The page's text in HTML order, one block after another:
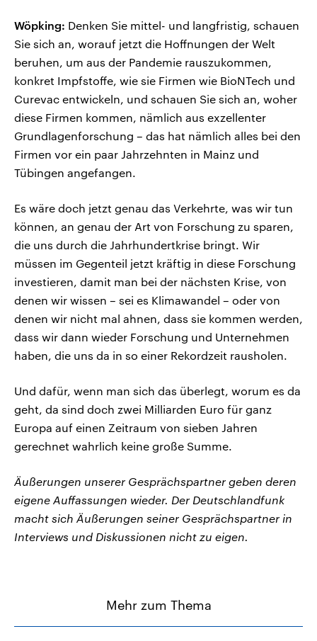
Wöpking: Denken Sie mittel- und langfristig, schauen
Sie sich an, worauf jetzt die Hoffnungen der Welt
beruhen, um aus der Pandemie rauszukommen,
konkret Impfstoffe, wie sie Firmen wie BioNTech und
Curevac entwickeln, und schauen Sie sich an, woher
diese Firmen kommen, nämlich aus exzellenter
Grundlagenforschung – das hat nämlich alles bei den
Firmen vor ein paar Jahrzehnten in Mainz und
Tübingen angefangen.
Es wäre doch jetzt genau das Verkehrte, was wir tun
können, an genau der Art von Forschung zu sparen,
die uns durch die Jahrhundertkrise bringt. Wir
müssen im Gegenteil jetzt kräftig in diese Forschung
investieren, damit man bei der nächsten Krise, von
denen wir wissen – sei es Klimawandel – oder von
denen wir nicht mal ahnen, dass sie kommen werden,
dass wir dann wieder Forschung und Unternehmen
haben, die uns da in so einer Rekordzeit rausholen.
Und dafür, wenn man sich das überlegt, worum es da
geht, da sind doch zwei Milliarden Euro für ganz
Europa auf einen Zeitraum von sieben Jahren
gerechnet wahrlich keine große Summe.
Äußerungen unserer Gesprächspartner geben deren
eigene Auffassungen wieder. Der Deutschlandfunk
macht sich Äußerungen seiner Gesprächspartner in
Interviews und Diskussionen nicht zu eigen.
Mehr zum Thema